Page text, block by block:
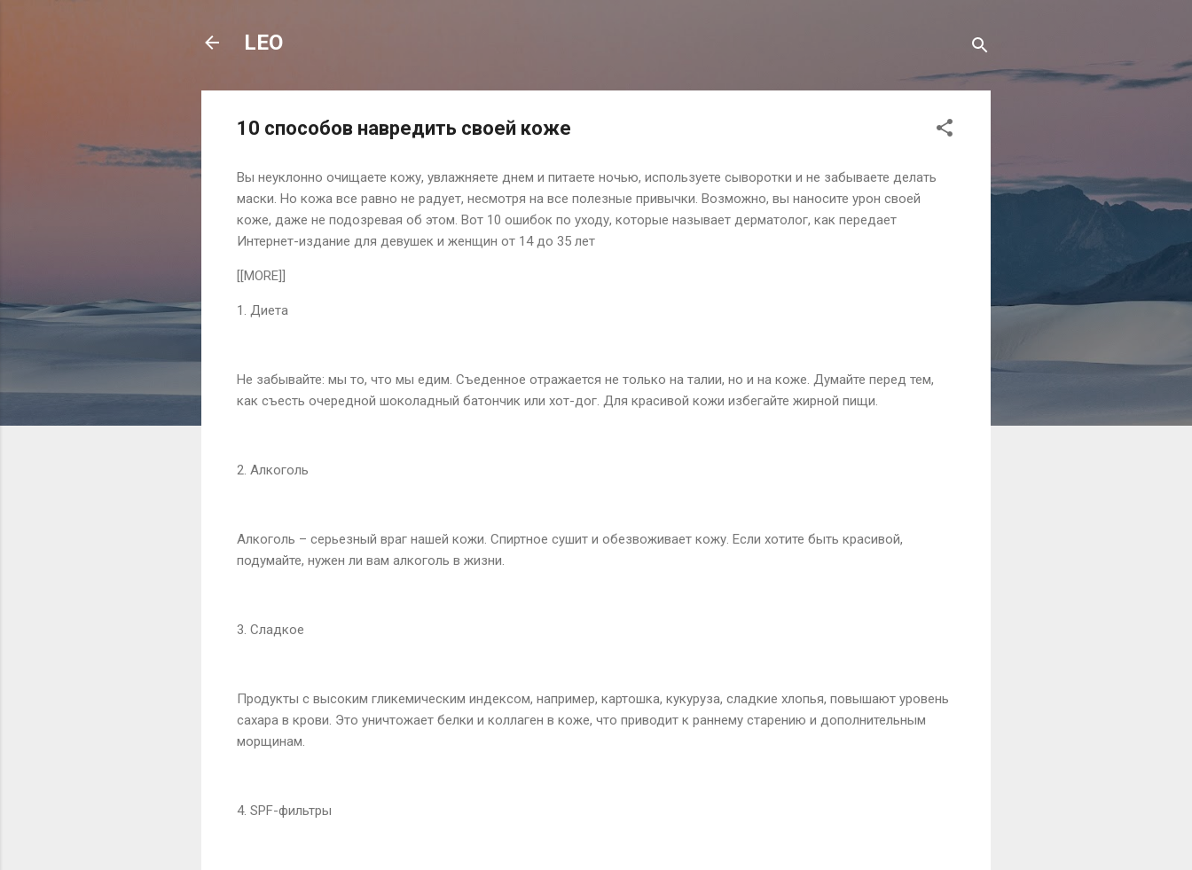
LEO
10 способов навредить своей коже
Вы неуклонно очищаете кожу, увлажняете днем и питаете ночью, используете сыворотки и не забываете делать
маски. Но кожа все равно не радует, несмотря на все полезные привычки. Возможно, вы наносите урон своей
коже, даже не подозревая об этом. Вот 10 ошибок по уходу, которые называет дерматолог, как передает
Интернет-издание для девушек и женщин от 14 до 35 лет
[[MORE]]
1. Диета
Не забывайте: мы то, что мы едим. Съеденное отражается не только на талии, но и на коже. Думайте перед тем,
как съесть очередной шоколадный батончик или хот-дог. Для красивой кожи избегайте жирной пищи.
2. Алкоголь
Алкоголь – серьезный враг нашей кожи. Спиртное сушит и обезвоживает кожу. Если хотите быть красивой,
подумайте, нужен ли вам алкоголь в жизни.
3. Сладкое
Продукты с высоким гликемическим индексом, например, картошка, кукуруза, сладкие хлопья, повышают уровень
сахара в крови. Это уничтожает белки и коллаген в коже, что приводит к раннему старению и дополнительным
морщинам.
4. SPF-фильтры